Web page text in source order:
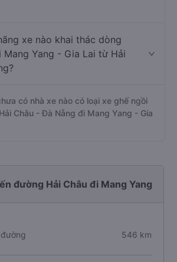
xe nào khai thác dòng
Yang - Gia Lai từ Hải
có nhà xe nào có loại xe ghế ngồi
Châu - Đà Nẵng đi Mang Yang - Gia
đường Hải Châu đi Mang Yang
546 km